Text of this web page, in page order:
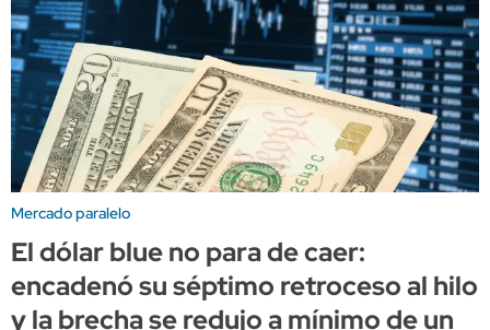
Mercado paralelo
El dólar blue no para de caer:
encadenó su séptimo retroceso al hilo
y la brecha se redujo a mínimo de un